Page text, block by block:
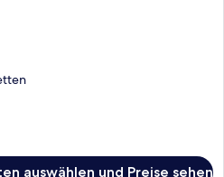
auswählen und Preise sehen